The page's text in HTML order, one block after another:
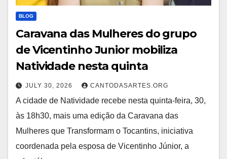
BLOG
Caravana das Mulheres do grupo
de Vicentinho Junior mobiliza
Natividade nesta quinta
JULY 30, 2026 CANTODASARTES.ORG
A cidade de Natividade recebe nesta quinta-feira, 30,
às 18h30, mais uma edição da Caravana das
Mulheres que Transformam o Tocantins, iniciativa
coordenada pela esposa de Vicentinho Júnior, a